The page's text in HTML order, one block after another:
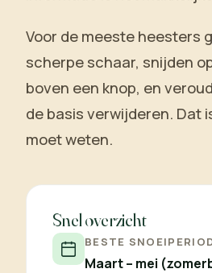
Voor de meeste heesters
scherpe schaar, snijden
boven een knop, en
de basis verwijderen. Dat
moet weten.
Snel overzicht
BESTE
Maart – mei